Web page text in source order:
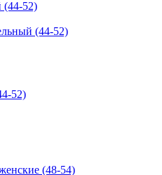
(44-52)
52)